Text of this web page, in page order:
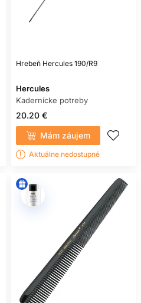
Hrebeň Hercules 190/R9
Hercules
Kadernícke potreby
20.20 €
Mám záujem
Aktuálne nedostupné